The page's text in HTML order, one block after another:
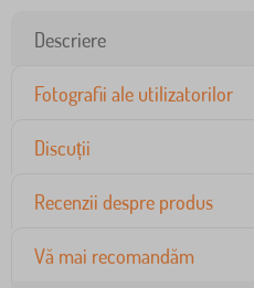
Descriere
Fotografii ale utilizatorilor
Discuții
Recenzii despre produs
Vă mai recomandăm